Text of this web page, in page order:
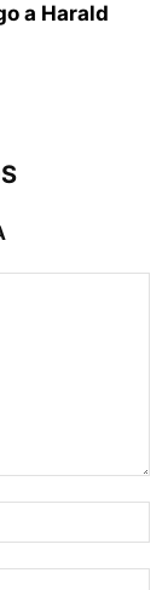
a Harald